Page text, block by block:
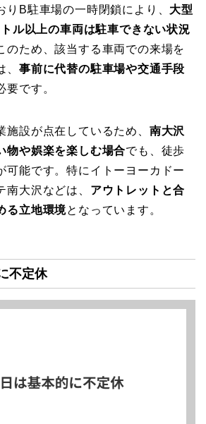
りB駐車場の一時閉鎖により、 大型
ル以上の車両は駐車できない状況
のため、該当する車両での来場を
事前に代替の駐車場や交通手段
要です。
施設が点在しているため、 南大沢
物や娯楽を楽しむ場合でも、徒歩
可能です。特にイトーヨーカドー
南大沢などは、 アウトレットと合
る立地環境となっています。
不定休